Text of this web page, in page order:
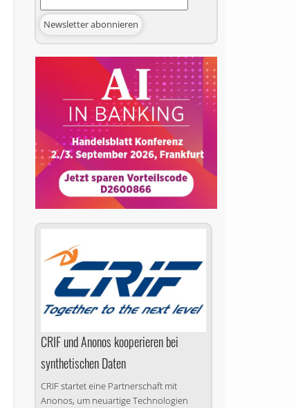
CRIF und Anonos kooperieren bei
synthetischen Daten
CRIF startet eine Partnerschaft mit
Anonos, um neuartige Technologien